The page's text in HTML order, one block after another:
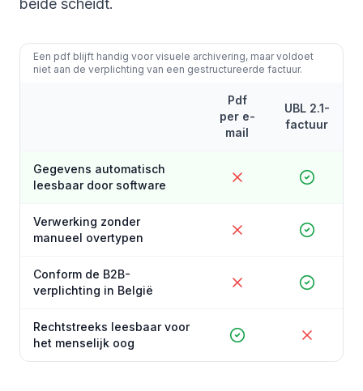
beide scheidt.
Een pdf blijft handig voor visuele archivering, maar voldoet
niet aan de verplichting van een gestructureerde factuur.
Pdf
per e-
mail
UBL 2.1-
factuur
Gegevens automatisch
leesbaar door software
Verwerking zonder
manueel overtypen
Conform de B2B-
verplichting in België
Rechtstreeks leesbaar voor
het menselijk oog